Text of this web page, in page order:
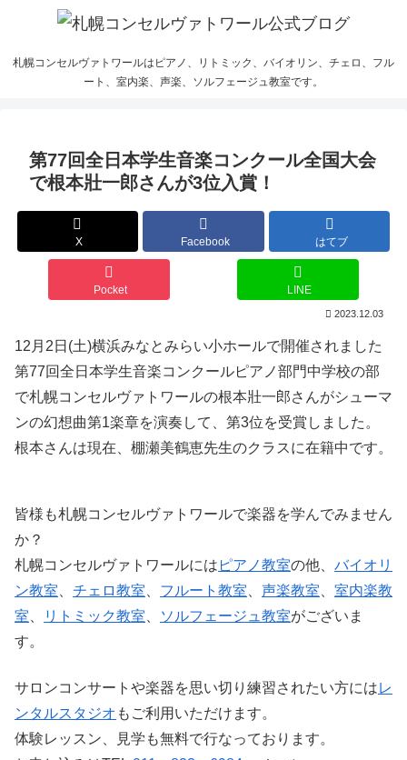
札幌コンセルヴァトワールはピアノ、リトミック、バイオリン、チェロ、フル
ート、室内楽、声楽、ソルフェージュ教室です。
第77回全日本学生音楽コンクール全国大会
で根本壯一郎さんが3位入賞！
X Facebook はてブ
Pocket LINE
2023.12.03
12月2日(土)横浜みなとみらい小ホールで開催されました
第77回全日本学生音楽コンクールピアノ部門中学校の部
で札幌コンセルヴァトワールの根本壯一郎さんがシューマ
ンの幻想曲第1楽章を演奏して、第3位を受賞しました。
根本さんは現在、棚瀬美鶴恵先生のクラスに在籍中です。
皆様も札幌コンセルヴァトワールで楽器を学んでみません
か？
札幌コンセルヴァトワールには ピアノ教室の他、 バイオリ
ン教室
チェロ教室 フルート教室 声楽教室
室内楽教
室
リトミック教室 ソルフェージュ教室がございま
す。
サロンコンサートや楽器を思い切り練習されたい方にはレ
ンタルスタジオ もご利用いただけます。
体験レッスン、見学も無料で行なっております。